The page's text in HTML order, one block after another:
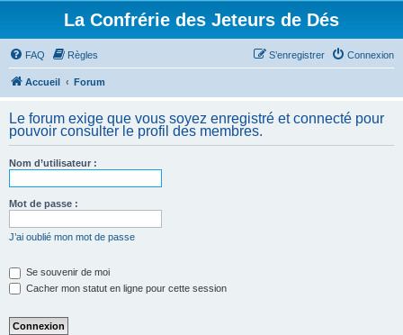
La Confrérie des Jeteurs de Dés
FAQ Règles Connexion
S’enregistrer
Accueil Forum
Le forum exige que vous soyez enregistré et connecté pour
pouvoir consulter le profil des membres.
Nom d’utilisateur :
Mot de passe :
J’ai oublié mon mot de passe
Se souvenir de moi
Cacher mon statut en ligne pour cette session